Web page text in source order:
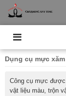
Dụng cụ mực xăm
Công cụ mực
vật liệu màu, trộn